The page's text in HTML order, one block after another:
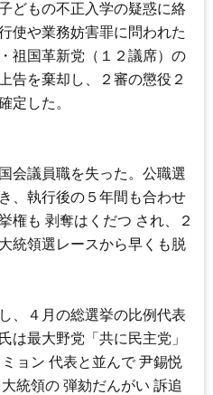
どもの不正入学の疑惑に絡
使や業務妨害罪に問われた
祖国革新党（１２議席）の
告を棄却し、２審の懲役２
定した。
会議員職を失った。公職選
、執行後の５年間も合わせ
権も 剥奪はくだつ され、２
統領選レースから早くも脱
、４月の総選挙の比例代表
は最大野党「共に民主党」
ョン 代表と並んで 尹錫悦
統領の 弾劾だんがい 訴追